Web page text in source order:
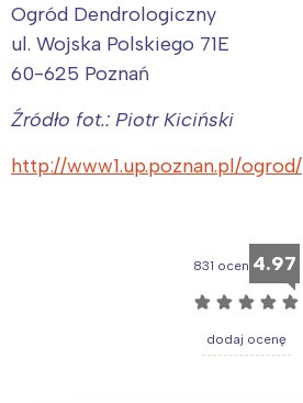
Ogród Dendrologiczny
ul. Wojska Polskiego 71E
60-625 Poznań
Źródło fot.: Piotr Kiciński
http://www1.up.poznan.pl/ogrod/
831 ocen 4.97
☆ ☆ ☆ ☆ ☆
dodaj ocenę